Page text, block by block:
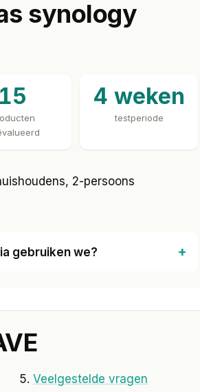
deSynology DS223jvoor de beste
budget: kijk naar de
Scroll door voor de complete top
synology
15 4 weken
testperiode
2-persoons
gebruiken we?
Veelgestelde vragen